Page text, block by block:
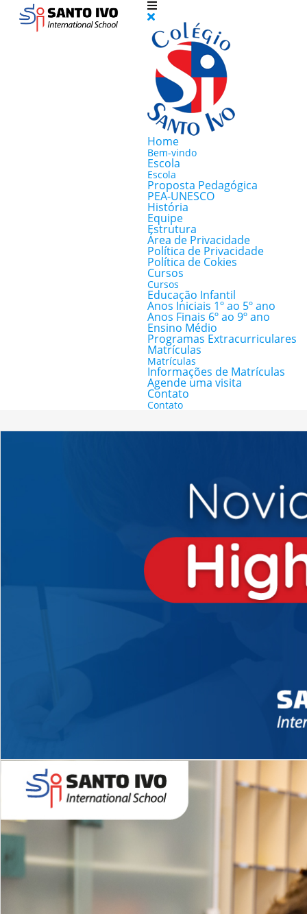
Home
Bem-vindo
Escola
Escola
Proposta Pedagógica
PEA-UNESCO
História
Equipe
Estrutura
Área de Privacidade
Política de Privacidade
Política de Cokies
Cursos
Cursos
Educação Infantil
Anos Iniciais 1º ao 5º ano
Anos Finais 6º ao 9º ano
Ensino Médio
Programas Extracurriculares
Matrículas
Matrículas
Informações de Matrículas
Agende uma visita
Contato
Contato
Novidades 2026 High School
EDUCAÇÃO INFANTIL
Inglês todos os dias